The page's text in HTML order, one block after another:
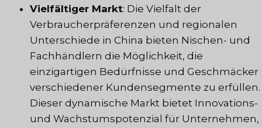
Vielfältiger Markt: Die Vielfalt der
Verbraucherpräferenzen und regionalen
Unterschiede in China bieten Nischen- und
Fachhändlern die Möglichkeit, die
einzigartigen Bedürfnisse und Geschmäcker
verschiedener Kundensegmente zu erfüllen.
Dieser dynamische Markt bietet Innovations-
und Wachstumspotenzial für Unternehmen,